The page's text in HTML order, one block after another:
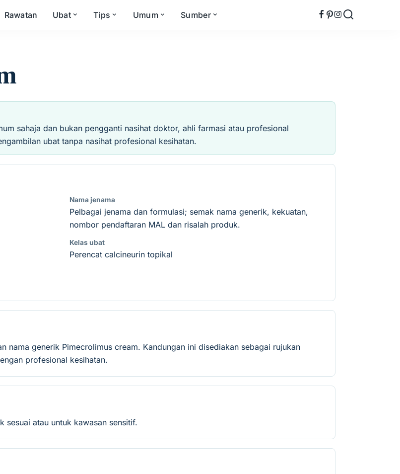
Rawatan Ubat Tips Umum Sumber
sahaja dan bukan pengganti nasihat doktor, ahli farmasi atau profesional
ubat tanpa nasihat profesional kesihatan.
Nama jenama
Pelbagai jenama dan formulasi; semak nama generik, kekuatan,
nombor pendaftaran MAL dan risalah produk.
Kelas ubat
Perencat calcineurin topikal
nama generik Pimecrolimus cream. Kandungan ini disediakan sebagai rujukan
profesional kesihatan.
atau untuk kawasan sensitif.